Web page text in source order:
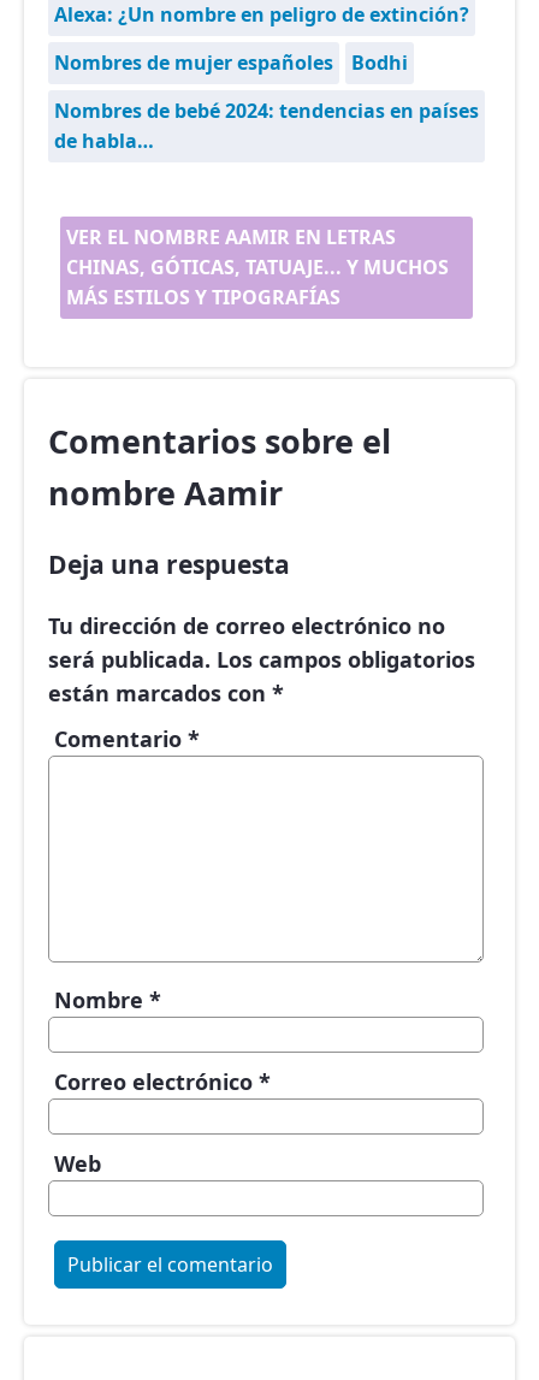
Alexa: ¿Un nombre en peligro de extinción?
Nombres de mujer españoles
Bodhi
Nombres de bebé 2024: tendencias en países
de habla…
VER EL NOMBRE AAMIR EN LETRAS
CHINAS, GÓTICAS, TATUAJE... Y MUCHOS
MÁS ESTILOS Y TIPOGRAFÍAS
Comentarios sobre el
nombre Aamir
Deja una respuesta
Tu dirección de correo electrónico no
será publicada. Los campos obligatorios
están marcados con *
Comentario *
Nombre *
Correo electrónico *
Web